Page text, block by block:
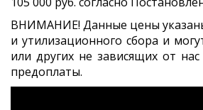
ВНИМАНИЕ! Данные цены
и утилизационного сбора и
или других не зависящих от
предоплаты.